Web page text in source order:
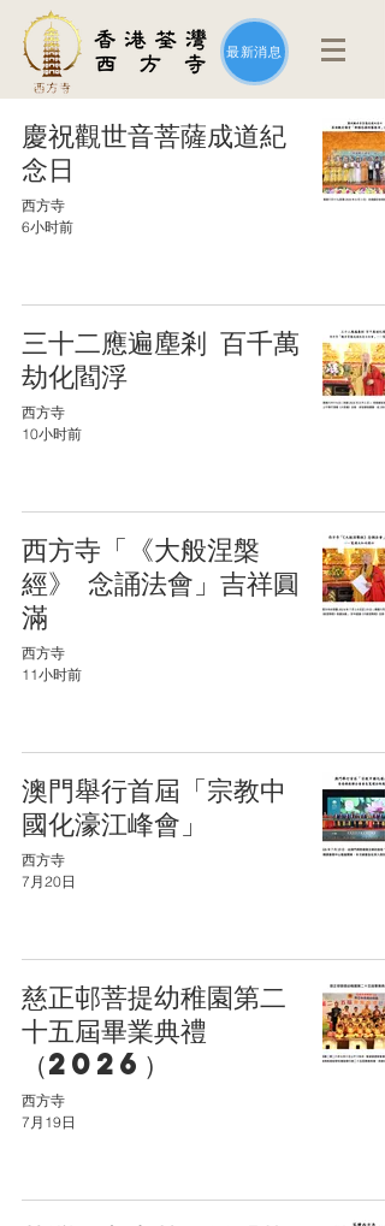
最新消息
慶祝觀世音菩薩成道紀
念日
西方寺
6小时前
三十二應遍塵剎 百千萬
劫化閻浮
西方寺
10小时前
西方寺「《大般涅槃
經》 念誦法會」吉祥圓
滿
西方寺
11小时前
澳門舉行首屆「宗教中
國化濠江峰會」
西方寺
7月20日
慈正邨菩提幼稚園第二
十五屆畢業典禮
（2026）
西方寺
7月19日